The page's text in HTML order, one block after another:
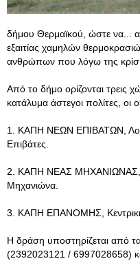
δήμου Θερμαϊκού, ώστε να...
εξαιτίας χαμηλών
ανθρώπων που λόγω της
Από το δήμο ορίζονται τρεις
κατάλυμα άστεγοι πολίτες, οι
1. ΚΑΠΗ ΝΕΩΝ ΕΠΙΒΑΤΩΝ,
Επιβάτες.
2. ΚΑΠΗ ΝΕΑΣ ΜΗΧΑΝΙΩΝΑΣ,
Μηχανιώνα.
3. ΚΑΠΗ ΕΠΑΝΟΜΗΣ,
Η δράση υποστηρίζεται από
(2392023121 / 6997028658)